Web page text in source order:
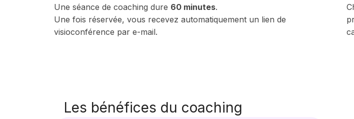
Une séance de coaching dure 60 minutes.
Une fois réservée, vous recevez automatiquement un lien de
visioconférence par e-mail.
Les bénéfices du coaching